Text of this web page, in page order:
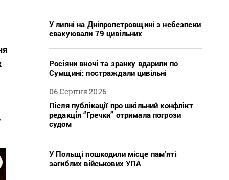
У липні на Дніпропетровщині з небезпеки
евакуювали 79 цивільних
Росіяни вночі та зранку вдарили по
Сумщині: постраждали цивільні
06 Серпня 2026
Після публікації про шкільний конфлікт
редакція “Гречки” отримала погрози
судом
У Польщі пошкодили місце пам’яті
загиблих військових УПА